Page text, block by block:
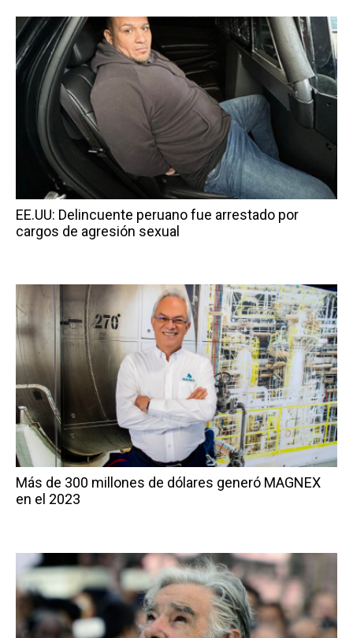
EE.UU: Delincuente peruano fue arrestado por
cargos de agresión sexual
Más de 300 millones de dólares generó MAGNEX
en el 2023